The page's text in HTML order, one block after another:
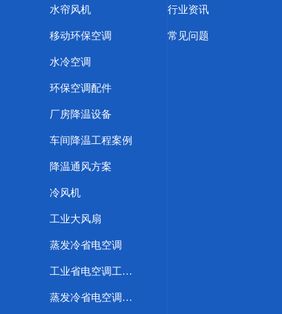
水帘风机
移动环保空调
水冷空调
环保空调配件
厂房降温设备
车间降温工程案例
降温通风方案
冷风机
工业大风扇
蒸发冷省电空调
工业省电空调工程案例
蒸发冷省电空调优势
行业资讯
常见问题